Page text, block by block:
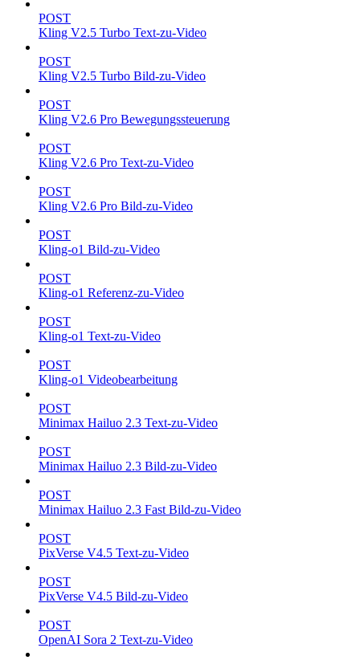
POST
Kling V2.5 Turbo Text-zu-Video
POST
Kling V2.5 Turbo Bild-zu-Video
POST
Kling V2.6 Pro Bewegungssteuerung
POST
Kling V2.6 Pro Text-zu-Video
POST
Kling V2.6 Pro Bild-zu-Video
POST
Kling-o1 Bild-zu-Video
POST
Kling-o1 Referenz-zu-Video
POST
Kling-o1 Text-zu-Video
POST
Kling-o1 Videobearbeitung
POST
Minimax Hailuo 2.3 Text-zu-Video
POST
Minimax Hailuo 2.3 Bild-zu-Video
POST
Minimax Hailuo 2.3 Fast Bild-zu-Video
POST
PixVerse V4.5 Text-zu-Video
POST
PixVerse V4.5 Bild-zu-Video
POST
OpenAI Sora 2 Text-zu-Video